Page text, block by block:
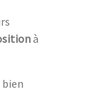
à
bien